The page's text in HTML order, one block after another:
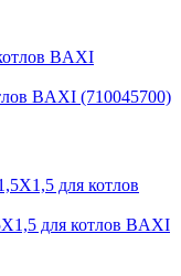
BAXI (710045700)
для котлов BAXI